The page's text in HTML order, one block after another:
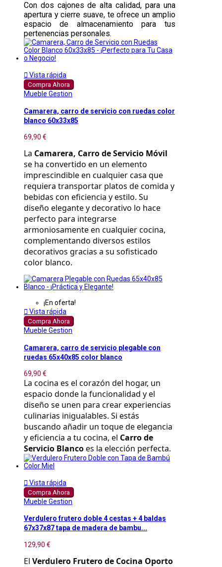
Con dos cajones de alta calidad, para una
apertura y cierre suave, te ofrece un amplio
espacio de almacenamiento para tus
pertenencias personales.
 Vista rápida
Compra Ahora
Mueble Gestion
Camarera, carro de servicio con ruedas color
blanco 60x33x85
69,90 €
La Camarera, Carro de Servicio Móvil
se ha convertido en un elemento
imprescindible en cualquier casa que
requiera transportar platos de comida y
bebidas con eficiencia y estilo. Su
diseño elegante y decorativo lo hace
perfecto para integrarse
armoniosamente en cualquier cocina,
complementando diversos estilos
decorativos gracias a su sofisticado
color blanco.
¡En oferta!
 Vista rápida
Compra Ahora
Mueble Gestion
Camarera, carro de servicio plegable con
ruedas 65x40x85 color blanco
69,90 €
La cocina es el corazón del hogar, un
espacio donde la funcionalidad y el
diseño se unen para crear experiencias
culinarias inigualables. Si estás
buscando añadir un toque de elegancia
y eficiencia a tu cocina, el Carro de
Servicio Blanco es la elección perfecta.
 Vista rápida
Compra Ahora
Mueble Gestion
Verdulero frutero doble 4 cestas + 4 baldas
67x37x87 tapa de madera de bambu...
129,90 €
El Verdulero Frutero de Cocina Oporto